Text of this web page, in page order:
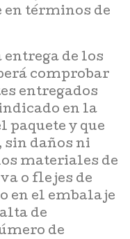
términos de
de los
comprobar
entregados
en la
paquete y que
sin daños ni
materiales de
o flejes de
en el embalaje
de
de